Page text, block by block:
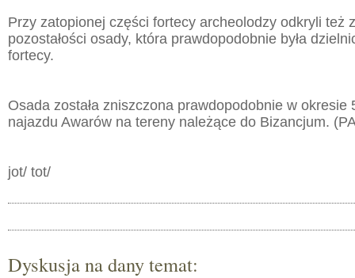
Przy zatopionej części fortecy archeolodzy odkryli też
pozostałości osady, która prawdopodobnie była
fortecy.
Osada została zniszczona prawdopodobnie w okresie
najazdu Awarów na tereny należące do Bizancjum.
jot/ tot/
Dyskusja na dany temat: